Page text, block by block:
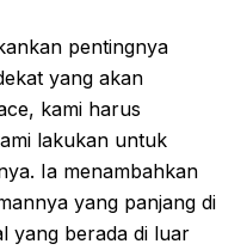
pentingnya
yang akan
kami harus
lakukan untuk
Ia menambahkan
yang panjang di
yang berada di luar